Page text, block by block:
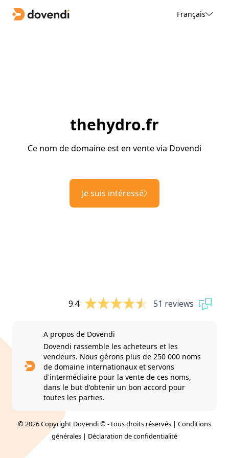
Français
thehydro.fr
Ce nom de domaine est en vente via Dovendi
Je suis intéressé
9.4 51 reviews
A propos de Dovendi
Dovendi rassemble les acheteurs et les
vendeurs. Nous gérons plus de 250 000 noms
de domaine internationaux et servons
d'intermédiaire pour la vente de ces noms,
dans le but d'obtenir un bon accord pour
toutes les parties.
© 2026 Copyright Dovendi © - tous droits réservés | Conditions
générales | Déclaration de confidentialité